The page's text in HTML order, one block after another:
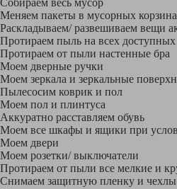
Собираем весь мусор
Меняем пакеты в мусорных
Раскладываем/ развешиваем вещи
Протираем пыль на всех
Протираем от пыли настенные бра
Моем дверные ручки
Моем зеркала и зеркальные
Пылесосим коврик и пол
Моем пол и плинтуса
Аккуратно расставляем обувь
Моем все шкафы и ящики при
Моем двери
Моем розетки/ выключатели
Протираем от пыли все мелкие и
Снимаем защитную пленку и чехлы